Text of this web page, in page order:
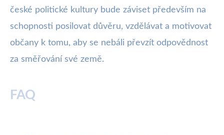
české politické kultury bude záviset především na
schopnosti posilovat důvěru, vzdělávat a motivovat
občany k tomu, aby se nebáli převzít odpovědnost
za směřování své země.
FAQ